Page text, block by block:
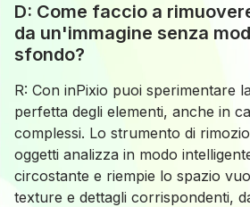
D: Come faccio a
da un'immagine senza
sfondo?
R: Con inPixio puoi sperimentare
perfetta degli elementi, anche in
complessi. Lo strumento di
oggetti analizza in modo
circostante e riempie lo spazio
texture e dettagli corrispondenti,